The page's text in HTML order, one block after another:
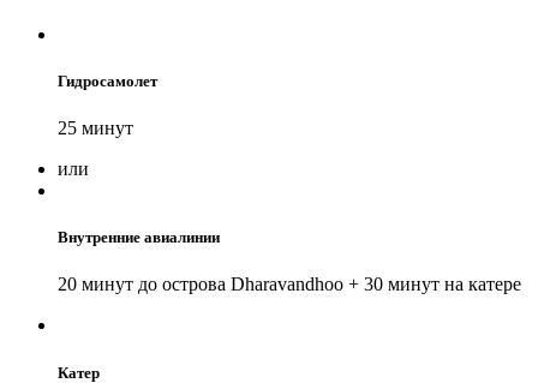
Гидросамолет
25 минут
или
Внутренние авиалинии
20 минут до острова Dharavandhoo + 30 минут на катере
Катер